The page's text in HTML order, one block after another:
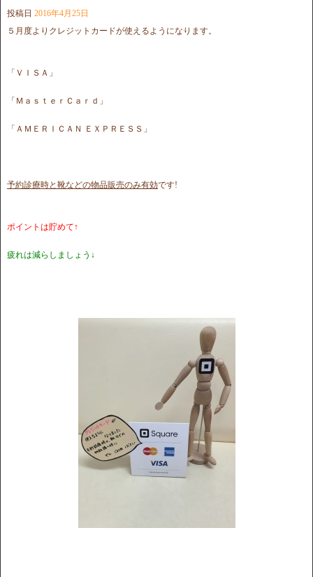
投稿日 2016年4月25日
５月度よりクレジットカードが使えるようになります。
「ＶＩＳＡ」
「ＭａｓｔｅｒＣａｒｄ」
「ＡＭＥＲＩＣＡＮ ＥＸＰＲＥＳＳ」
予約診療時と靴などの物品販売のみ有効です!
ポイントは貯めて↑
疲れは減らしましょう↓